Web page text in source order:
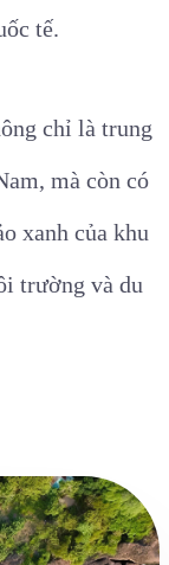
tế.
chỉ là trung
mà còn có
xanh của khu
trường và du